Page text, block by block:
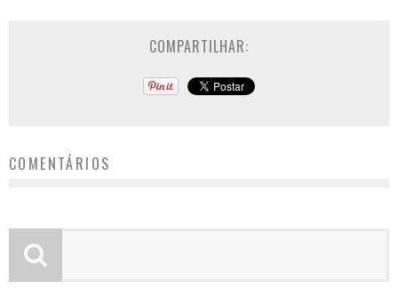
COMPARTILHAR:
COMENTÁRIOS